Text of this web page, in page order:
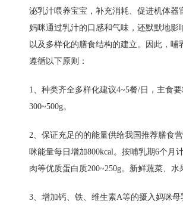
泌乳汁喂养宝宝，补充消耗、促进机体器
妈咪通过乳汁的口感和气味，还默默地影
以及多样化的膳食结构的建立。因此，哺
遵循以下原则：
1、种类齐全多样化建议4~5餐/日，主食
300~500g。
2、保证充足的的能量供给我国推荐膳食
咪能量每日增加800kcal。按哺乳期6个月
肉等优质蛋白质200~250g。新鲜蔬菜、
3、增加钙、铁、 维生素A等的摄入妈咪